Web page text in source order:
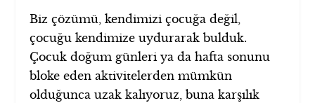
Biz çözümü, kendimizi çocuğa değil,
çocuğu kendimize uydurarak bulduk.
Çocuk doğum günleri ya da hafta sonunu
bloke eden aktivitelerden mümkün
olduğunca uzak kalıyoruz, buna karşılık